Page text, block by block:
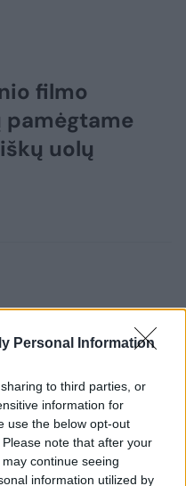
Personal Information
to third parties, or
information for
use the below opt-out
note that after your
continue seeing
information utilized by
filmo
uolų
kad tai –
sukrautas ir
uolas
realus lietuvių
siūlomas